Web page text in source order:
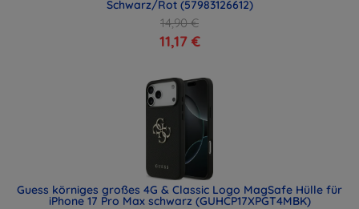
Schwarz/Rot (57983126612)
14,90 €
11,17 €
Guess körniges großes 4G & Classic Logo MagSafe Hülle für
iPhone 17 Pro Max schwarz (GUHCP17XPGT4MBK)